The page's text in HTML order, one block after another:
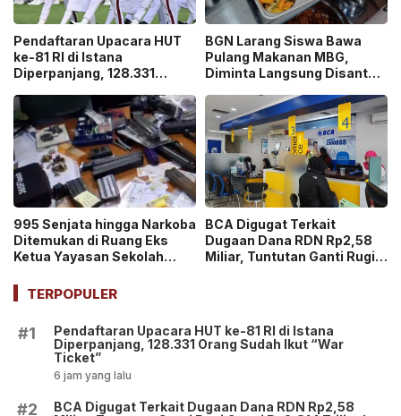
Pendaftaran Upacara HUT
ke-81 RI di Istana
Diperpanjang, 128.331
Ticket”
BGN Larang Siswa Bawa
Pulang Makanan MBG,
Diminta Langsung Disantap
995 Senjata hingga Narkoba
Ditemukan di Ruang Eks
Ketua Yayasan Sekolah
Ekskul Menembak!
BCA Digugat Terkait
Dugaan Dana RDN Rp2,58
Miliar, Tuntutan Ganti Rugi
TERPOPULER
#1
Pendaftaran Upacara HUT ke-81 RI di Istana
Diperpanjang, 128.331 Orang Sudah Ikut “War
Ticket”
6 jam yang lalu
#2
BCA Digugat Terkait Dugaan Dana RDN Rp2,58